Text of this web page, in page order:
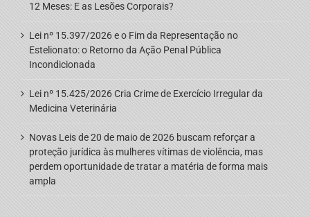
12 Meses: E as Lesões Corporais?
Lei nº 15.397/2026 e o Fim da Representação no
Estelionato: o Retorno da Ação Penal Pública
Incondicionada
Lei nº 15.425/2026 Cria Crime de Exercício Irregular da
Medicina Veterinária
Novas Leis de 20 de maio de 2026 buscam reforçar a
proteção jurídica às mulheres vítimas de violência, mas
perdem oportunidade de tratar a matéria de forma mais
ampla